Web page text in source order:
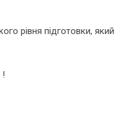
рівня підготовки, який
!